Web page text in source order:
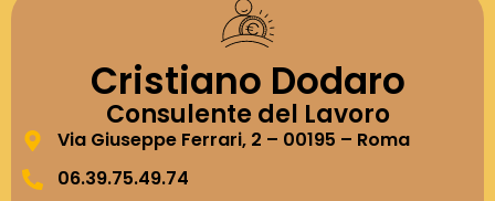
Cristiano Dodaro
Consulente del Lavoro
Via Giuseppe Ferrari, 2 – 00195 – Roma
06.39.75.49.74